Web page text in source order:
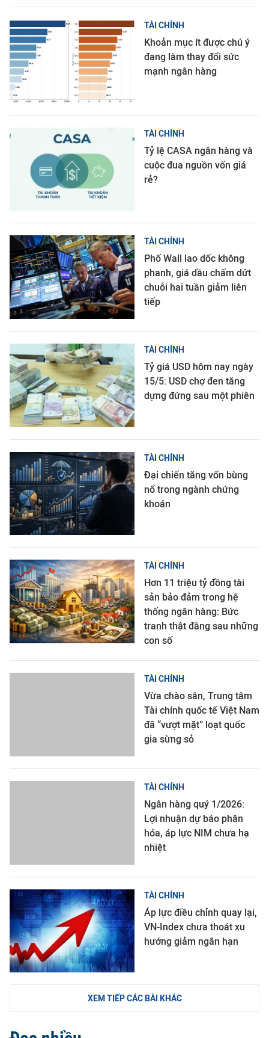
TÀI CHÍNH
Khoản mục ít được chú ý
đang làm thay đổi sức
mạnh ngân hàng
TÀI CHÍNH
Tỷ lệ CASA ngân hàng và
cuộc đua nguồn vốn giá
rẻ?
TÀI CHÍNH
Phố Wall lao dốc không
phanh, giá dầu chấm dứt
chuỗi hai tuần giảm liên
tiếp
TÀI CHÍNH
Tỷ giá USD hôm nay ngày
15/5: USD chợ đen tăng
dựng đứng sau một phiên
TÀI CHÍNH
Đại chiến tăng vốn bùng
nổ trong ngành chứng
khoán
TÀI CHÍNH
Hơn 11 triệu tỷ đồng tài
sản bảo đảm trong hệ
thống ngân hàng: Bức
tranh thật đằng sau những
con số
TÀI CHÍNH
Vừa chào sân, Trung tâm
Tài chính quốc tế Việt Nam
đã “vượt mặt” loạt quốc
gia sừng sỏ
TÀI CHÍNH
Ngân hàng quý 1/2026:
Lợi nhuận dự báo phân
hóa, áp lực NIM chưa hạ
nhiệt
TÀI CHÍNH
Áp lực điều chỉnh quay lại,
VN-Index chưa thoát xu
hướng giảm ngắn hạn
XEM TIẾP CÁC BÀI KHÁC